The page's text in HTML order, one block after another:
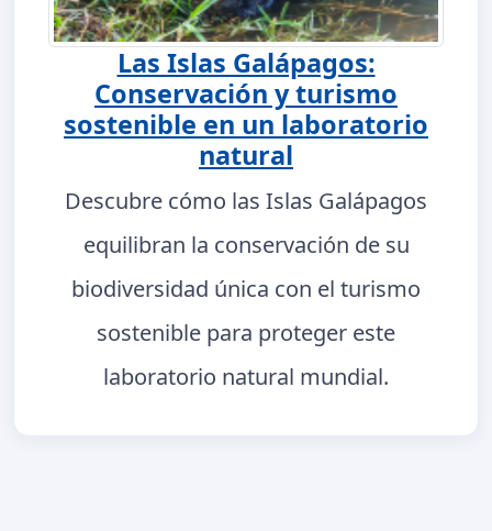
Las Islas Galápagos:
Conservación y turismo
sostenible en un laboratorio
natural
Descubre cómo las Islas Galápagos
equilibran la conservación de su
biodiversidad única con el turismo
sostenible para proteger este
laboratorio natural mundial.